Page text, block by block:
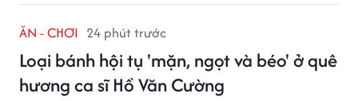
ĂN - CHƠI 24 phút trước
Loại bánh hội tụ 'mặn, ngọt và béo' ở quê
hương ca sĩ Hồ Văn Cường